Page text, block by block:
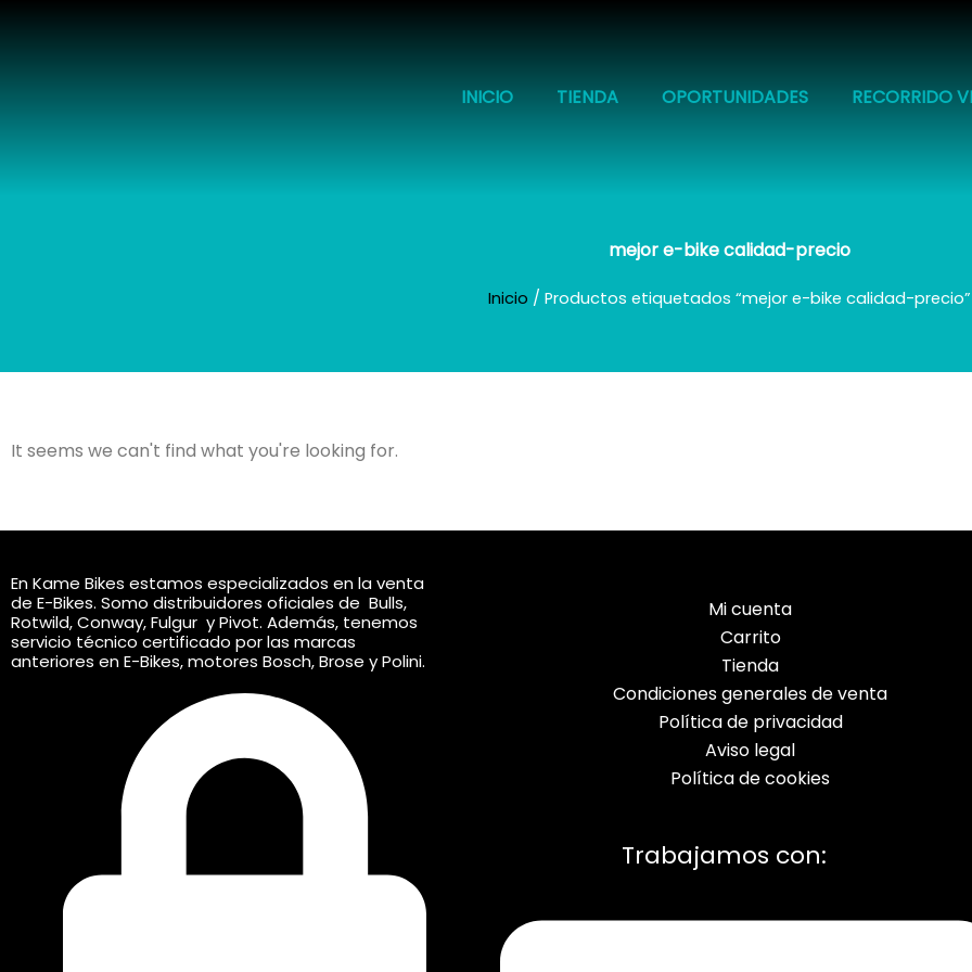
INICIO
TIENDA OPORTUNIDADES RECORRIDO
mejor e-bike calidad-precio
Inicio / Productos etiquetados “mejor e-bike calidad-precio”
It seems we can't find what you're looking for.
En Kame Bikes estamos especializados en la venta
de E-Bikes. Somo distribuidores oficiales de Bulls,
Rotwild, Conway, Fulgur y Pivot. Además, tenemos
servicio técnico certificado por las marcas
anteriores en E-Bikes, motores Bosch, Brose y Polini.
Mi cuenta
Carrito
Tienda
Condiciones generales de venta
Política de privacidad
Aviso legal
Política de cookies
Trabajamos con: